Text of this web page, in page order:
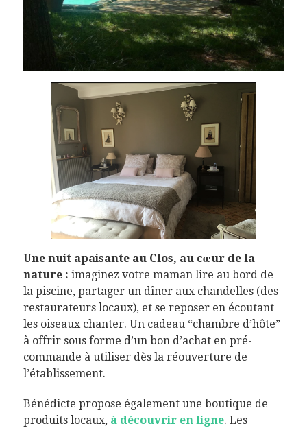
Une nuit apaisante au Clos, au cœur de la
nature : imaginez votre maman lire au bord de
la piscine, partager un dîner aux chandelles (des
restaurateurs locaux), et se reposer en écoutant
les oiseaux chanter. Un cadeau “chambre d’hôte”
à offrir sous forme d’un bon d’achat en pré-
commande à utiliser dès la réouverture de
l’établissement.
Bénédicte propose également une boutique de
produits locaux, à découvrir en ligne. Les